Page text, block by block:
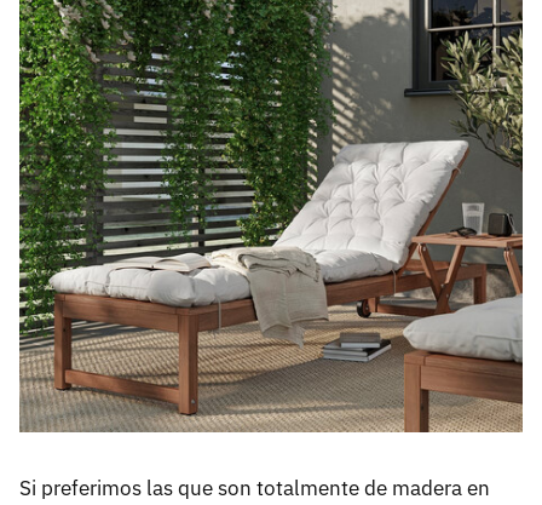
Si preferimos las que son totalmente de madera en